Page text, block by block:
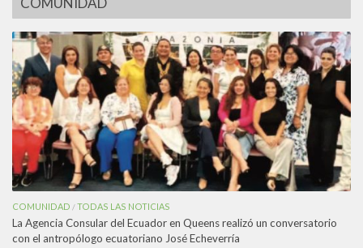
COMUNIDAD /TODAS LAS NOTICIAS
La Agencia Consular del Ecuador en Queens realizó un conversatorio
con el antropólogo ecuatoriano José Echeverría